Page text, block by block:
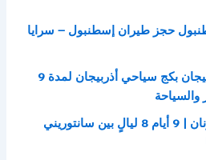
حجز طيران إسطنبول – سرايا
السياحة في أذربيجان بكج سياحي أذربيجان لمدة 9
والسياحة
السياحة في اليونان | 9 أيام 8 ليالٍ بين سانتوريني